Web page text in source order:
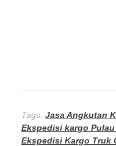
Tags: Jasa Angkutan
Ekspedisi kargo
Ekspedisi Kargo Truk